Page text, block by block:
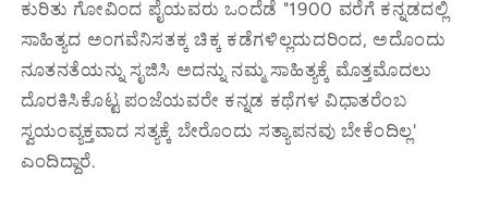
ಕುರಿತು ಗೋವಿಂದ ಪೈಯವರು ಒಂದೆಡೆ "1900 ವರೆಗೆ ಕನ್ನಡದಲ್ಲಿ
ಸಾಹಿತ್ಯದ ಅಂಗವೆನಿಸತಕ್ಕ ಚಿಕ್ಕ ಕಡೆಗಳಿಲ್ಲದುದರಿಂದ, ಅದೊಂದು
ನೂತನತೆಯನ್ನು ಸೃಜಿಸಿ ಅದನ್ನು ನಮ್ಮ ಸಾಹಿತ್ಯಕ್ಕೆ ಮೊತ್ತಮೊದಲು
ದೊರಕಿಸಿಕೊಟ್ಟ ಪಂಜೆಯವರೇ ಕನ್ನಡ ಕಥೆಗಳ ವಿಧಾತರೆಂಬ
ಸ್ವಯಂವ್ಯಕ್ತವಾದ ಸತ್ಯಕ್ಕೆ ಬೇರೊಂದು ಸತ್ಯಾಪನವು ಬೇಕೆಂದಿಲ್ಲ'
ಎಂದಿದ್ದಾರೆ.